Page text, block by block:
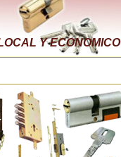
Y ECONOMICO